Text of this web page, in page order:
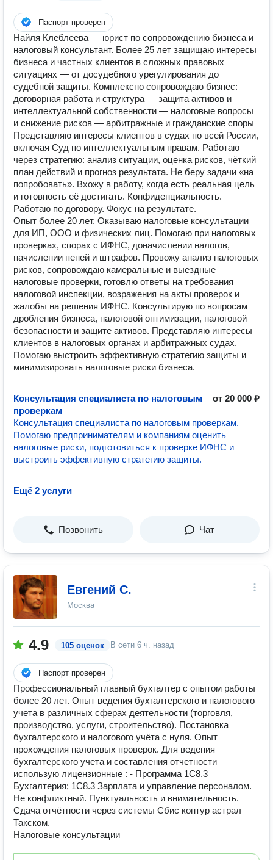
Паспорт проверен
Найля Клеблеева — юрист по сопровождению бизнеса и
налоговый консультант. Более 25 лет защищаю интересы
бизнеса и частных клиентов в сложных правовых
ситуациях — от досудебного урегулирования до
судебной защиты. Комплексно сопровождаю бизнес: —
договорная работа и структура — защита активов и
интеллектуальной собственности — налоговые вопросы
и снижение рисков — арбитражные и гражданские споры
Представляю интересы клиентов в судах по всей России,
включая Суд по интеллектуальным правам. Работаю
через стратегию: анализ ситуации, оценка рисков, чёткий
план действий и прогноз результата. Не беру задачи «на
попробовать». Вхожу в работу, когда есть реальная цель
и готовность её достигать. Конфиденциальность.
Работаю по договору. Фокус на результате.
Опыт более 20 лет. Оказываю налоговые консультации
для ИП, ООО и физических лиц. Помогаю при налоговых
проверках, спорах с ИФНС, доначислении налогов,
начислении пеней и штрафов. Провожу анализ налоговых
рисков, сопровождаю камеральные и выездные
налоговые проверки, готовлю ответы на требования
налоговой инспекции, возражения на акты проверок и
жалобы на решения ИФНС. Консультирую по вопросам
дробления бизнеса, налоговой оптимизации, налоговой
безопасности и защите активов. Представляю интересы
клиентов в налоговых органах и арбитражных судах.
Помогаю выстроить эффективную стратегию защиты и
минимизировать налоговые риски бизнеса.
Консультация специалиста по налоговым
проверкам
от 20 000 ₽
Консультация специалиста по налоговым проверкам.
Помогаю предпринимателям и компаниям оценить
налоговые риски, подготовиться к проверке ИФНС и
выстроить эффективную стратегию защиты.
Ещё 2 услуги
Позвонить Чат
Евгений С.
Москва
4.9 105 оценок В сети 6 ч. назад
Паспорт проверен
Профессиональный главный бухгалтер с опытом работы
более 20 лет. Опыт ведения бухгалтерского и налогового
учета в различных сферах деятельности (торговля,
производство, услуги, строительство). Постановка
бухгалтерского и налогового учёта с нуля. Опыт
прохождения налоговых проверок. Для ведения
бухгалтерского учета и составления отчетности
использую лицензионные : - Программа 1С8.3
Бухгалтерия; 1С8.3 Зарплата и управление персоналом.
Не конфликтный. Пунктуальность и внимательность.
Сдача отчётности через системы Сбис контур астрал
Такском.
Налоговые консультации